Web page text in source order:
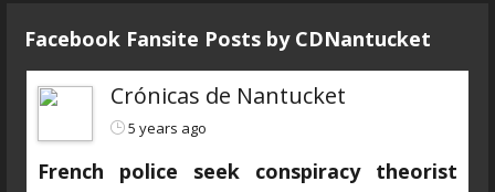
Facebook Fansite Posts by ‎CDNantucket
Crónicas de Nantucket
5 years ago
French police seek conspiracy theorist